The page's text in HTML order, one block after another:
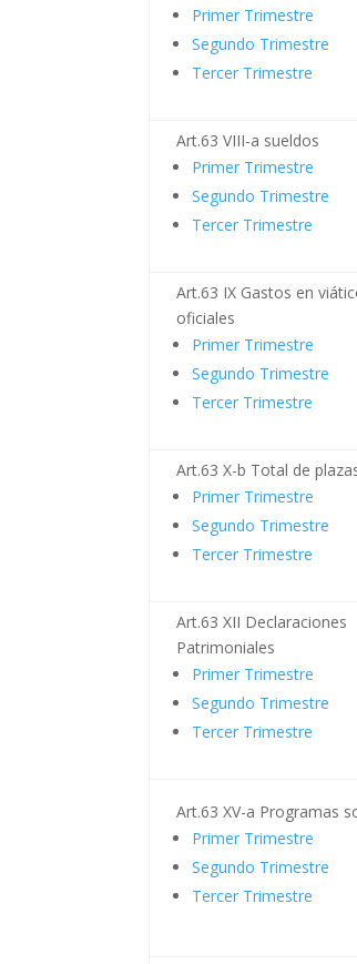
Primer Trimestre
Segundo Trimestre
Tercer Trimestre
Art.63 VIII-a sueldos
Primer Trimestre
Segundo Trimestre
Tercer Trimestre
Art.63 IX Gastos en
oficiales
Primer Trimestre
Segundo Trimestre
Tercer Trimestre
Art.63 X-b Total de
Primer Trimestre
Segundo Trimestre
Tercer Trimestre
Art.63 XII Declaraciones
Patrimoniales
Primer Trimestre
Segundo Trimestre
Tercer Trimestre
Art.63 XV-a Programas
Primer Trimestre
Segundo Trimestre
Tercer Trimestre